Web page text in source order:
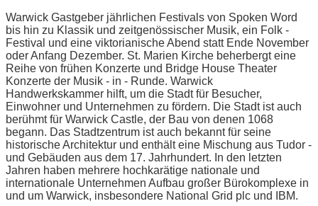
Warwick Gastgeber jährlichen Festivals von Spoken Word
bis hin zu Klassik und zeitgenössischer Musik, ein Folk -
Festival und eine viktorianische Abend statt Ende November
oder Anfang Dezember. St. Marien Kirche beherbergt eine
Reihe von frühen Konzerte und Bridge House Theater
Konzerte der Musik - in - Runde. Warwick
Handwerkskammer hilft, um die Stadt für Besucher,
Einwohner und Unternehmen zu fördern. Die Stadt ist auch
berühmt für Warwick Castle, der Bau von denen 1068
begann. Das Stadtzentrum ist auch bekannt für seine
historische Architektur und enthält eine Mischung aus Tudor -
und Gebäuden aus dem 17. Jahrhundert. In den letzten
Jahren haben mehrere hochkarätige nationale und
internationale Unternehmen Aufbau großer Bürokomplexe in
und um Warwick, insbesondere National Grid plc und IBM.